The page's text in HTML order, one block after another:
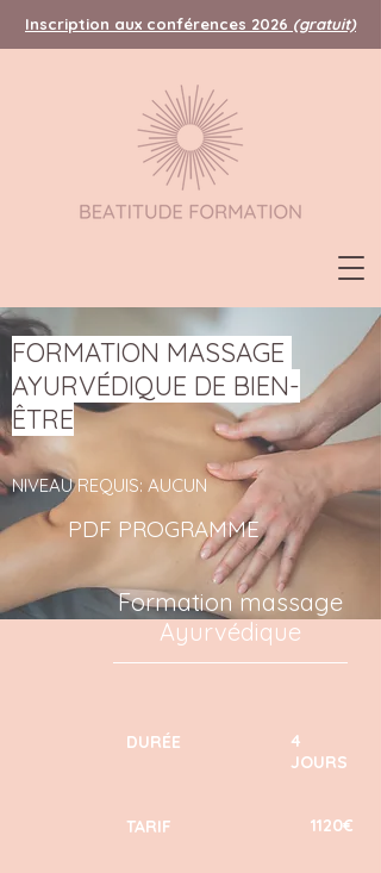
Inscription aux conférences 2026 (gratuit)
FORMATION MASSAGE
AYURVÉDIQUE DE BIEN-
ÊTRE
NIVEAU REQUIS: AUCUN
PDF PROGRAMME
4
JOURS
1120€
TARIF
DURÉE
Formation massage
Ayurvédique